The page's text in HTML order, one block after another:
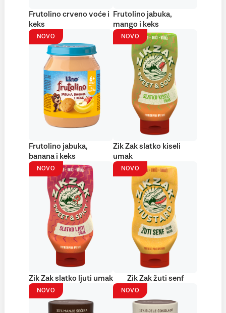
Frutolino crveno voće i
keks
Frutolino jabuka,
mango i keks
NOVO
Frutolino jabuka,
banana i keks
NOVO
Zik Zak slatko kiseli
umak
NOVO
Zik Zak slatko ljuti umak
NOVO
Zik Zak žuti senf
NOVO NOVO